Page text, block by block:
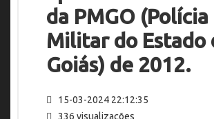
da PMGO (Polícia
Militar do Estado
Goiás) de 2012.
15-03-2024 22:12:35
336 visualizações